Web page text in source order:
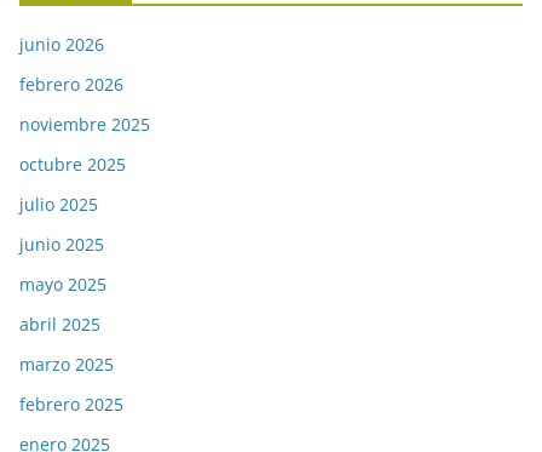
junio 2026
febrero 2026
noviembre 2025
octubre 2025
julio 2025
junio 2025
mayo 2025
abril 2025
marzo 2025
febrero 2025
enero 2025